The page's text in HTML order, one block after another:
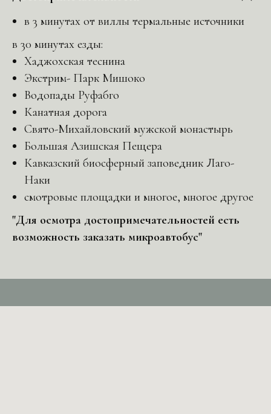
в 3 минутах от виллы термальные источники
в 30 минутах езды:
Хаджохская теснина
Экстрим- Парк Мишоко
Водопады Руфабго
Канатная дорога
Свято-Михайловский мужской монастырь
Большая Азишская Пещера
Кавказский биосферный заповедник Лаго-
Наки
смотровые площадки и многое, многое другое
"Для осмотра достопримечательностей есть
возможность заказать микроавтобус"